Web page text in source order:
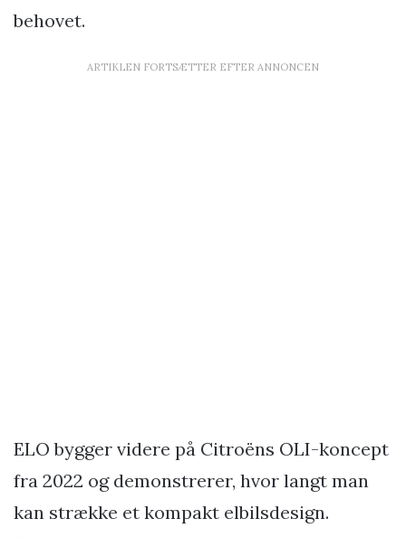
behovet.
ARTIKLEN FORTSÆTTER EFTER ANNONCEN
ELO bygger videre på Citroëns OLI-koncept
fra 2022 og demonstrerer, hvor langt man
kan strække et kompakt elbilsdesign.